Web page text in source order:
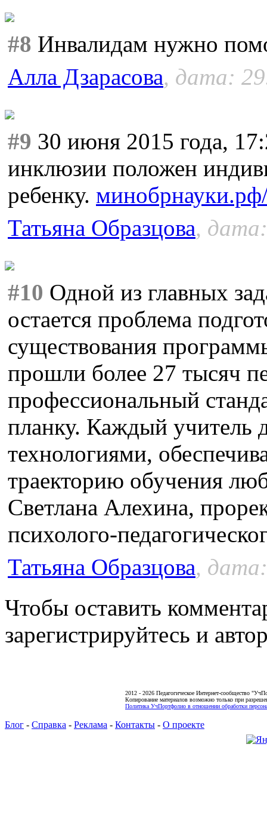
#8 Инвалидам нужно
Алла Дзарасова, дата:
#9 30 июня 2015 года,
инклюзии положен
ребенку.
Татьяна Образцова,
#10 Одной из главных
остается проблема
существования
прошли более 27 тысяч
профессиональный
планку. Каждый учитель
технологиями,
траекторию обучения
Светлана Алехина,
психолого-
Татьяна Образцова,
Чтобы оставить
зарегистрируйтесь и
2012 - 2026 Педагогическое Интернет-сообщество
Копирование материалов возможно только при
Политика УчПортфолио в отношении обработки
Блог - Справка - Реклама - Контакты - О проекте